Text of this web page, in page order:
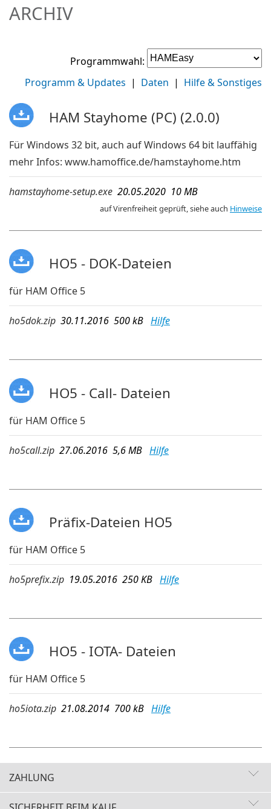
ARCHIV
Programmwahl:
Programm & Updates | Daten | Hilfe & Sonstiges
HAM Stayhome (PC) (2.0.0)
Für Windows 32 bit, auch auf Windows 64 bit lauffähig
mehr Infos: www.hamoffice.de/hamstayhome.htm
hamstayhome-setup.exe 20.05.2020 10 MB
auf Virenfreiheit geprüft, siehe auch Hinweise
HO5 - DOK-Dateien
für HAM Office 5
ho5dok.zip 30.11.2016 500 kB Hilfe
HO5 - Call- Dateien
für HAM Office 5
ho5call.zip 27.06.2016 5,6 MB Hilfe
Präfix-Dateien HO5
für HAM Office 5
ho5prefix.zip 19.05.2016 250 KB Hilfe
HO5 - IOTA- Dateien
für HAM Office 5
ho5iota.zip 21.08.2014 700 kB Hilfe
ZAHLUNG